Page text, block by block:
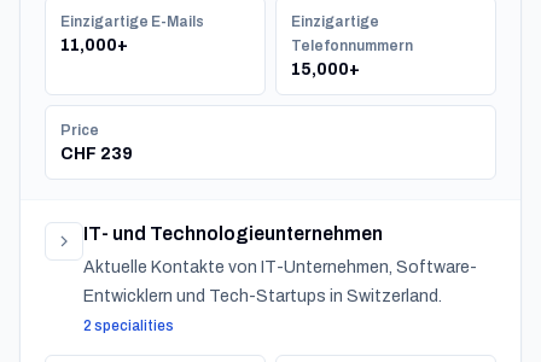
Einzigartige E-Mails
11,000+
Einzigartige
Telefonnummern
15,000+
Price
CHF 239
IT- und Technologieunternehmen
Aktuelle Kontakte von IT-Unternehmen, Software-
Entwicklern und Tech-Startups in Switzerland.
2 specialities